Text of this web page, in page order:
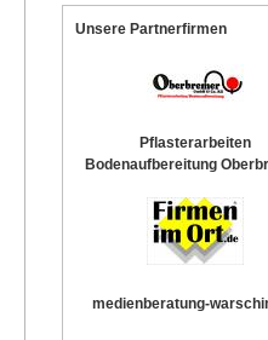
Unsere Partnerfirmen
Pflasterarbeiten
Bodenaufbereitung
medienberatung-